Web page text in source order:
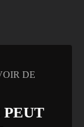
DE
PEUT